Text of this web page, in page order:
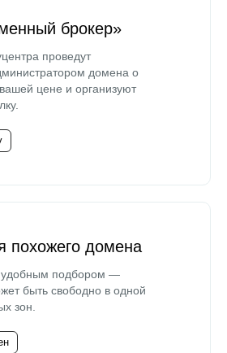
брокер»
проведут
домена о
цене и организуют
похожего домена
удобным подбором —
быть свободно в одной
зон.